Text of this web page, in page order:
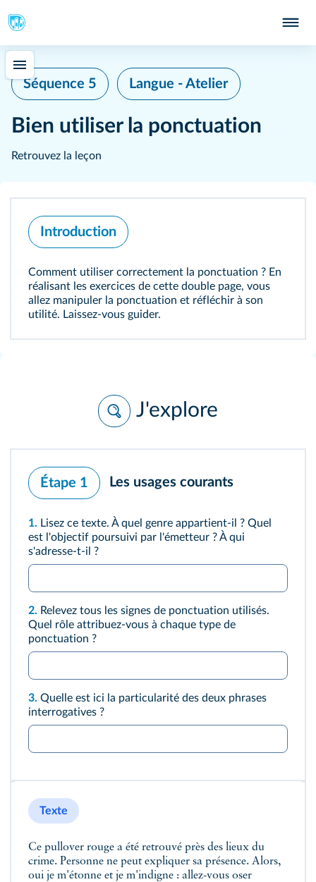
Séquence 5 Langue - Atelier
Bien utiliser la ponctuation
Retrouvez la leçon
Introduction
Comment utiliser correctement la ponctuation ? En
réalisant les exercices de cette double page, vous
allez manipuler la ponctuation et réfléchir à son
utilité. Laissez-vous guider.
J'explore
Étape 1 Les usages courants
1. Lisez ce texte. À quel genre appartient-il ? Quel
est l'objectif poursuivi par l'émetteur ? À qui
s'adresse-t-il ?
2. Relevez tous les signes de ponctuation utilisés.
Quel rôle attribuez-vous à chaque type de
ponctuation ?
3. Quelle est ici la particularité des deux phrases
interrogatives ?
Texte
Ce pullover rouge a été retrouvé près des lieux du
crime. Personne ne peut expliquer sa présence. Alors,
oui je m'étonne et je m'indigne : allez-vous oser